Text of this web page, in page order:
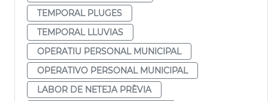
TEMPORAL PLUGES
TEMPORAL LLUVIAS
OPERATIU PERSONAL MUNICIPAL
OPERATIVO PERSONAL MUNICIPAL
LABOR DE NETEJA PRÈVIA